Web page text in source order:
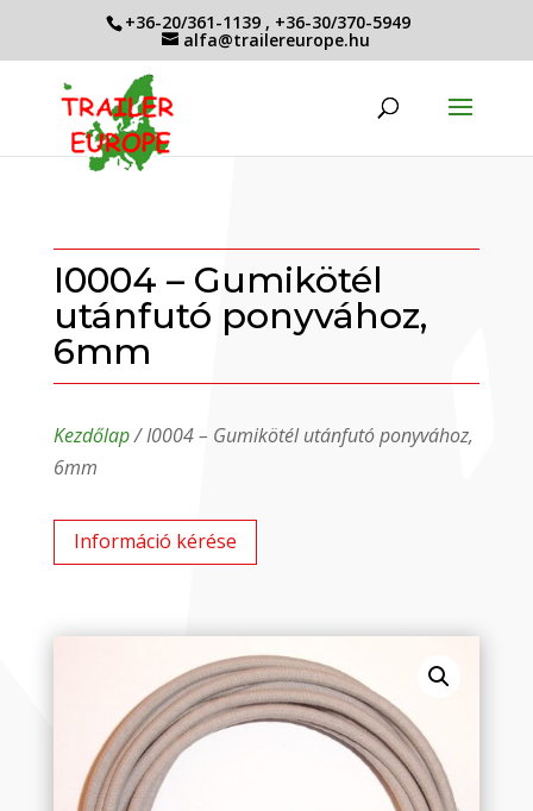
+36-20/361-1139 , +36-30/370-5949
alfa@trailereurope.hu
I0004 – Gumikötél
utánfutó ponyvához,
6mm
Kezdőlap/ I0004 – Gumikötél utánfutó ponyvához,
6mm
Információ kérése